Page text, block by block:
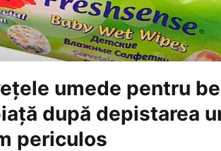
umede pentru
după depistarea
periculos